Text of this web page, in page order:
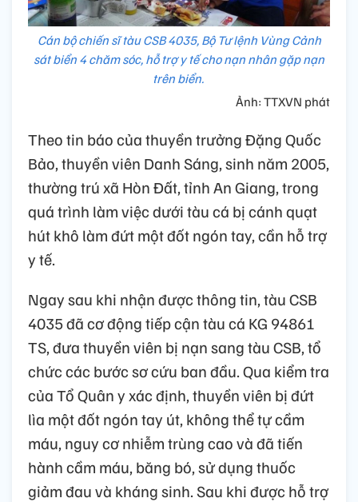
Cán bộ chiến sĩ tàu CSB 4035, Bộ Tư lệnh Vùng Cảnh
sát biển 4 chăm sóc, hỗ trợ y tế cho nạn nhân gặp nạn
trên biển.
Ảnh: TTXVN phát
Theo tin báo của thuyền trưởng Đặng Quốc
Bảo, thuyền viên Danh Sáng, sinh năm 2005,
thường trú xã Hòn Đất, tỉnh An Giang, trong
quá trình làm việc dưới tàu cá bị cánh quạt
hút khô làm đứt một đốt ngón tay, cần hỗ trợ
y tế.
Ngay sau khi nhận được thông tin, tàu CSB
4035 đã cơ động tiếp cận tàu cá KG 94861
TS, đưa thuyền viên bị nạn sang tàu CSB, tổ
chức các bước sơ cứu ban đầu. Qua kiểm tra
của Tổ Quân y xác định, thuyền viên bị đứt
lìa một đốt ngón tay út, không thể tự cầm
máu, nguy cơ nhiễm trùng cao và đã tiến
hành cầm máu, băng bó, sử dụng thuốc
giảm đau và kháng sinh. Sau khi được hỗ trợ